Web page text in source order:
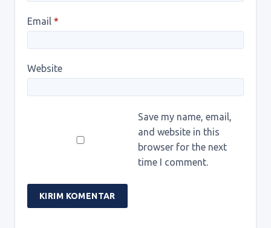
Email *
Website
Save my name, email,
and website in this
browser for the next
time I comment.